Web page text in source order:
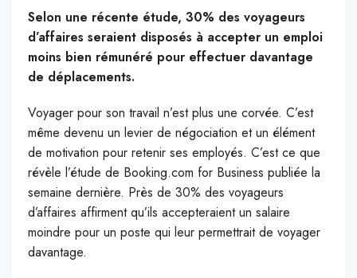
Selon une récente étude, 30% des voyageurs
d’affaires seraient disposés à accepter un emploi
moins bien rémunéré pour effectuer davantage
de déplacements.
Voyager pour son travail n’est plus une corvée. C’est
même devenu un levier de négociation et un élément
de motivation pour retenir ses employés. C’est ce que
révèle l’étude de Booking.com for Business publiée la
semaine dernière. Près de 30% des voyageurs
d’affaires affirment qu’ils accepteraient un salaire
moindre pour un poste qui leur permettrait de voyager
davantage.